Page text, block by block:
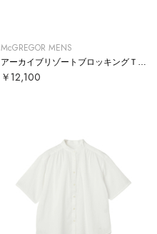
McGREGOR MENS
￥12,100